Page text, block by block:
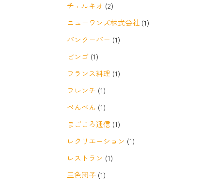
チェルキオ (2)
ニューワンズ株式会社 (1)
バンクーバー (1)
ビンゴ (1)
フランス料理 (1)
フレンチ (1)
べんべん (1)
まごころ通信 (1)
レクリエーション (1)
レストラン (1)
三色団子 (1)